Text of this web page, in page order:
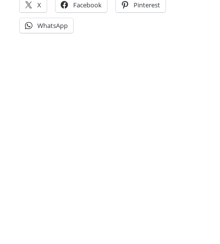
X Facebook Pinterest
WhatsApp